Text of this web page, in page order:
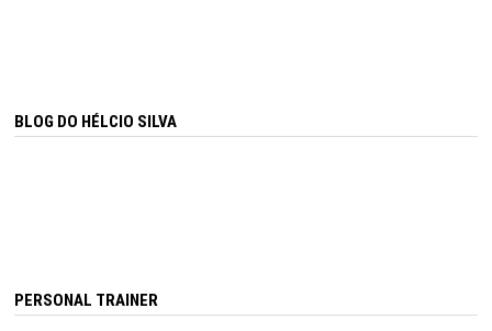
BLOG DO HÉLCIO SILVA
PERSONAL TRAINER